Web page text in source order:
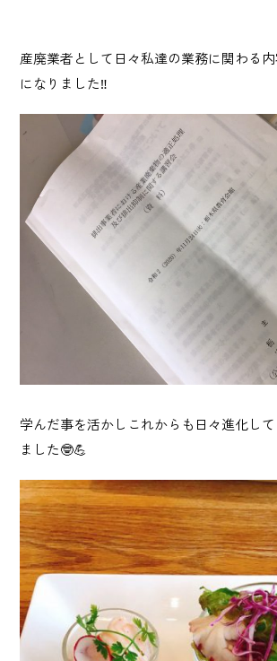
産廃業者として日々私達の業務に関わる
になりました‼︎
学んだ事を活かしこれからも日々進化し
ました🤓💪